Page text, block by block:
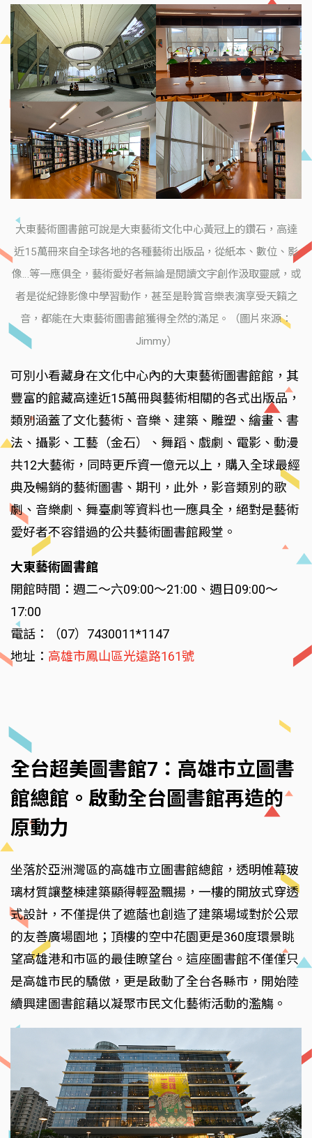
大東藝術圖書館可說是大東藝術文化中心黃冠上的鑽石，高達
近15萬冊來自全球各地的各種藝術出版品，從紙本、數位、影
像…等一應俱全，藝術愛好者無論是閱讀文字創作汲取靈感，或
者是從紀錄影像中學習動作，甚至是聆賞音樂表演享受天籟之
音，都能在大東藝術圖書館獲得全然的滿足。（圖片來源：
Jimmy）
可別小看藏身在文化中心內的大東藝術圖書館館，其
豐富的館藏高達近15萬冊與藝術相關的各式出版品，
類別涵蓋了文化藝術、音樂、建築、雕塑、繪畫、書
法、攝影、工藝（金石）、舞蹈、戲劇、電影、動漫
共12大藝術，同時更斥資一億元以上，購入全球最經
典及暢銷的藝術圖書、期刊，此外，影音類別的歌
劇、音樂劇、舞臺劇等資料也一應具全，絕對是藝術
愛好者不容錯過的公共藝術圖書館殿堂。
大東藝術圖書館
開館時間：週二～六09:00～21:00、週日09:00～
17:00
電話：（07）7430011*1147
地址： 高雄市鳳山區光遠路161號
全台超美圖書館7：高雄市立圖書
館總館。啟動全台圖書館再造的
原動力
坐落於亞洲灣區的高雄市立圖書館總館，透明帷幕玻
璃材質讓整棟建築顯得輕盈飄揚，一樓的開放式穿透
式設計，不僅提供了遮蔭也創造了建築場域對於公眾
的友善廣場園地；頂樓的空中花園更是360度環景眺
望高雄港和市區的最佳瞭望台。這座圖書館不僅僅只
是高雄市民的驕傲，更是啟動了全台各縣市，開始陸
續興建圖書館藉以凝聚市民文化藝術活動的濫觴。